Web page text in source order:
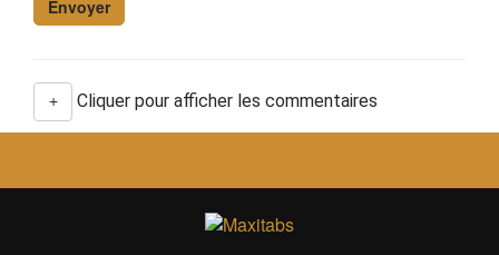
+ Cliquer pour afficher les commentaires